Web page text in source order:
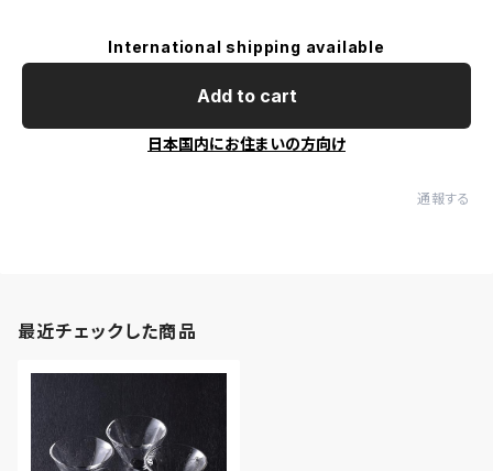
International shipping available
Add to cart
日本国内にお住まいの方向け
通報する
最近チェックした商品